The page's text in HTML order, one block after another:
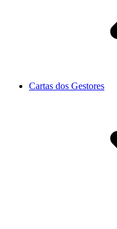
Cartas dos Gestores